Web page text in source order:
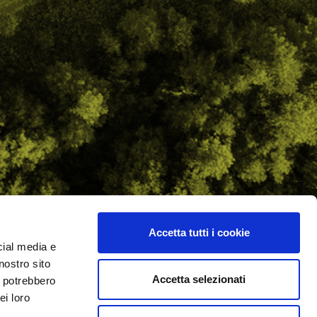
media e
sito
loro
Accetta tutti i cookie
Accetta selezionati
162 srl